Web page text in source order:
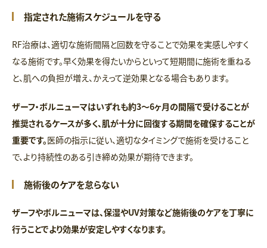
指定された施術スケジュールを守る
RF治療は、適切な施術間隔と回数を守ることで効果を実感しやすく
なる施術です。早く効果を得たいからといって短期間に施術を重ねる
と、肌への負担が増え、かえって逆効果となる場合もあります。
ザーフ・ボルニューマはいずれも約3〜6ヶ月の間隔で受けることが
推奨されるケースが多く、肌が十分に回復する期間を確保することが
重要です。医師の指示に従い、適切なタイミングで施術を受けること
で、より持続性のある引き締め効果が期待できます。
施術後のケアを怠らない
ザーフやボルニューマは、保湿やUV対策など施術後のケアを丁寧に
行うことでより効果が安定しやすくなります。